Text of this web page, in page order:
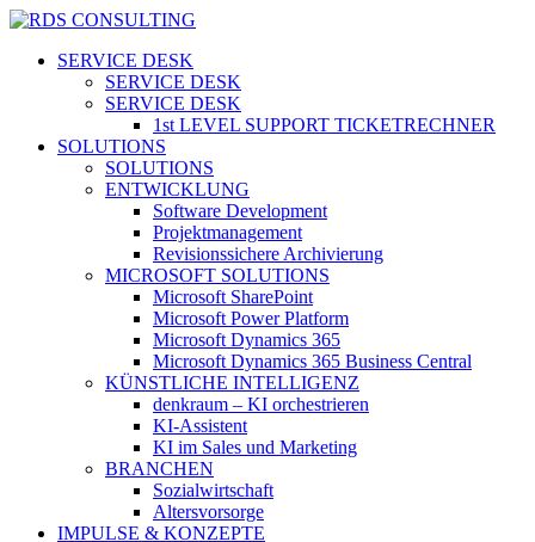
Skip
main
search
Menu
SERVICE DESK
SERVICE DESK
SERVICE DESK
1st LEVEL SUPPORT TICKETRECHNER
SOLUTIONS
SOLUTIONS
ENTWICKLUNG
Software Development
Projektmanagement
Revisionssichere Archivierung
MICROSOFT SOLUTIONS
Microsoft SharePoint
Microsoft Power Platform
Microsoft Dynamics 365
Microsoft Dynamics 365 Business Central
KÜNSTLICHE INTELLIGENZ
denkraum – KI orchestrieren
KI-Assistent
KI im Sales und Marketing
BRANCHEN
Sozialwirtschaft
Altersvorsorge
IMPULSE & KONZEPTE